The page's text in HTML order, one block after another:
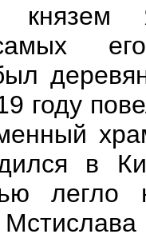
его
году
в
легло